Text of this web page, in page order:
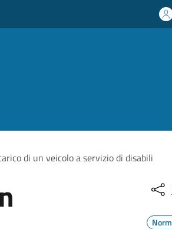
di un veicolo a servizio di disabili